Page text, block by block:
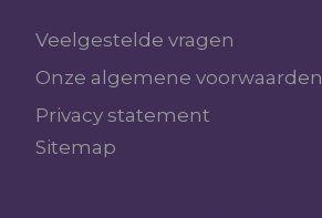
Veelgestelde vragen
Onze algemene voorwaarden
Privacy statement
Sitemap